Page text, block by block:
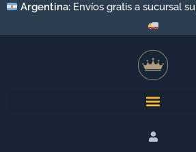
Argentina: Envíos gratis a sucursal